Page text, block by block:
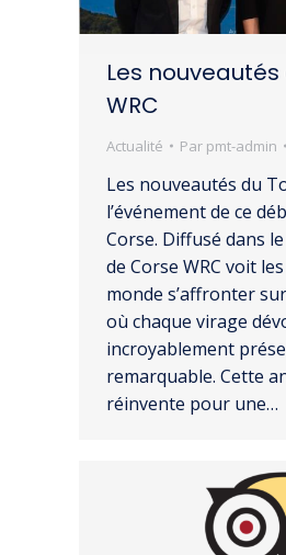
Les
WRC
Actualité Par pmt-admin
Les nouveautés du
l’événement de ce
Corse. Diffusé dans
de Corse WRC voit
monde s’affronter
où chaque virage
incroyablement
remarquable. Cette
réinvente pour une…